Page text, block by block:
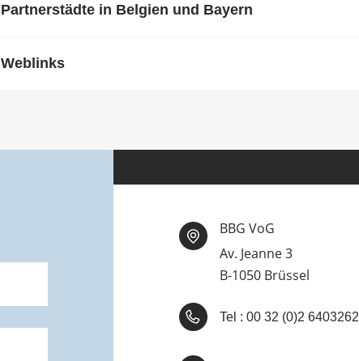
Partnerstädte in Belgien und Bayern
Weblinks
BBG VoG
Av. Jeanne 3
B-1050 Brüssel
Tel : 00 32 (0)2 6403262